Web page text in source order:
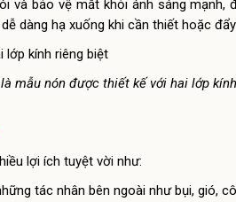
và bảo vệ mắt khỏi ánh sáng mạnh,
dàng hạ xuống khi cần thiết hoặc
mẫu nón được thiết kế với hai lớp
lợi ích tuyệt vời như:
tác nhân bên ngoài như bụi, gió,